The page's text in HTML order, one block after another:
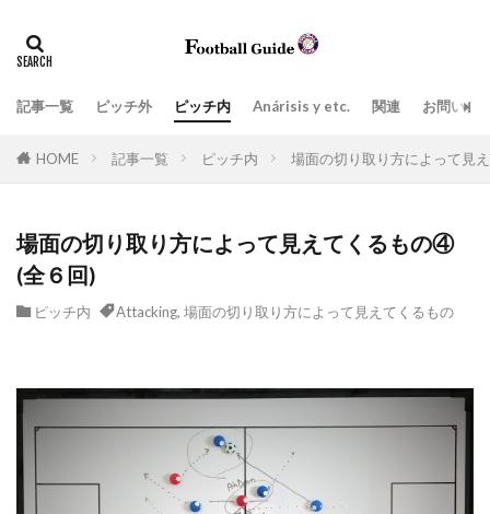
記事一覧 ピッチ外 ピッチ内 Anárisis y etc. 関連 お問い合
HOME 記事一覧 ピッチ内 場面の切り取り方によって見
場面の切り取り方によって見えてくるもの④
(全６回)
ピッチ内 Attacking, 場面の切り取り方によって見えてくるもの
指導現場
ペネトレーション
場面の切り取り方によって見えてくるもの
学び
実践的
密集エリアでのポゼッションと適切なタイミングの前進
ビルドアップ阻止
教育
日常生活
日本スタイル
目標達成のツール
組織運営
練習スタイル
プレッシングとリトリート(後退)の取り扱い方
ネガティブトランジション
Attacking
Balón parado
Contra la salida de balón
Defending